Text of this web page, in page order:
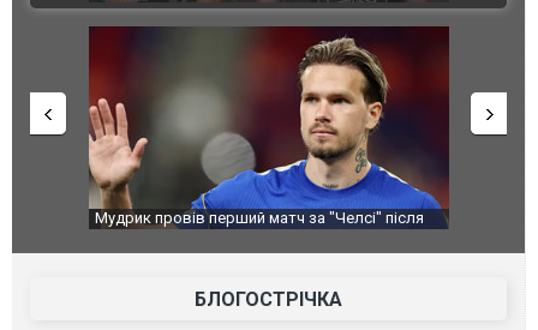
Мудрик провів перший матч за "Челсі" після
під час
Франції
БЛОГОСТРІЧКА